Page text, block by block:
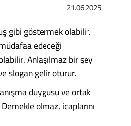
21.06.2025
gibi göstermek olabilir.
edeceği
Anlaşılmaz bir şey
slogan gelir oturur.
duygusu ve ortak
olmaz, icaplarını